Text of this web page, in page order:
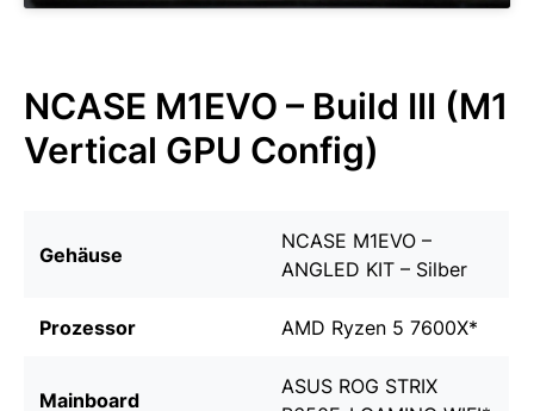
NCASE M1EVO – Build III (M1
Vertical GPU Config)
Gehäuse
NCASE M1EVO –
ANGLED KIT – Silber
Prozessor AMD Ryzen 5 7600X*
Mainboard
ASUS ROG STRIX